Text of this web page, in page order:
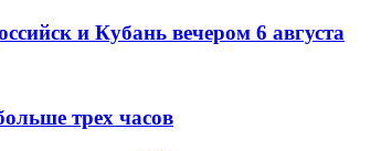
и Кубань вечером 6 августа
трех часов